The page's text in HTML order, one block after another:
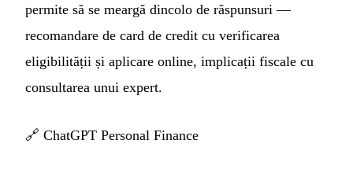
permite să se meargă dincolo de răspunsuri —
recomandare de card de credit cu verificarea
eligibilității și aplicare online, implicații fiscale cu
consultarea unui expert.
🔗 ChatGPT Personal Finance